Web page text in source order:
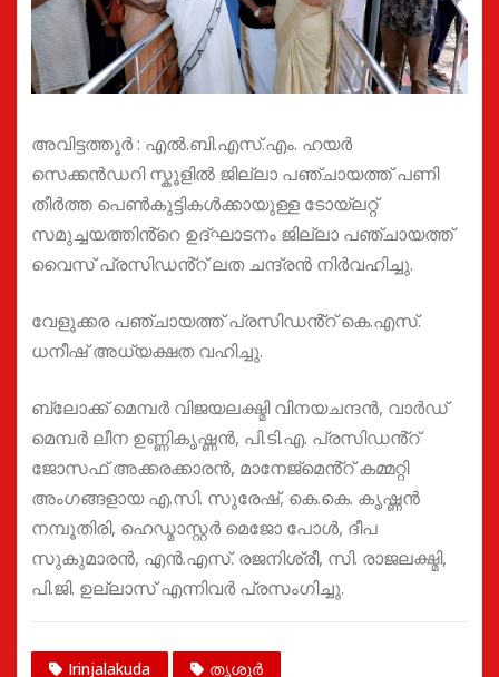
അവിട്ടത്തൂർ : എൽ.ബി.എസ്.എം. ഹയർ
സെക്കൻഡറി സ്കൂളിൽ ജില്ലാ പഞ്ചായത്ത് പണി
തീർത്ത പെൺകുട്ടികൾക്കായുള്ള ടോയ്ലറ്റ്
സമുച്ചയത്തിൻ്റെ ഉദ്ഘാടനം ജില്ലാ പഞ്ചായത്ത്
വൈസ് പ്രസിഡൻ്റ് ലത ചന്ദ്രൻ നിർവഹിച്ചു.
വേളൂക്കര പഞ്ചായത്ത് പ്രസിഡൻ്റ് കെ.എസ്.
ധനീഷ് അധ്യക്ഷത വഹിച്ചു.
ബ്ലോക്ക് മെമ്പർ വിജയലക്ഷ്മി വിനയചന്ദൻ, വാർഡ്
മെമ്പർ ലീന ഉണ്ണികൃഷ്ണൻ, പി.ടി.എ. പ്രസിഡൻ്റ്
ജോസഫ് അക്കരക്കാരൻ, മാനേജ്മെൻ്റ് കമ്മറ്റി
അംഗങ്ങളായ എ.സി. സുരേഷ്, കെ.കെ. കൃഷ്ണൻ
നമ്പൂതിരി, ഹെഡ്മാസ്റ്റർ മെജോ പോൾ, ദീപ
സുകുമാരൻ, എൻ.എസ്. രജനിശ്രീ, സി. രാജലക്ഷ്മി,
പി.ജി. ഉല്ലാസ് എന്നിവർ പ്രസംഗിച്ചു.
Irinjalakuda തൃശൂർ